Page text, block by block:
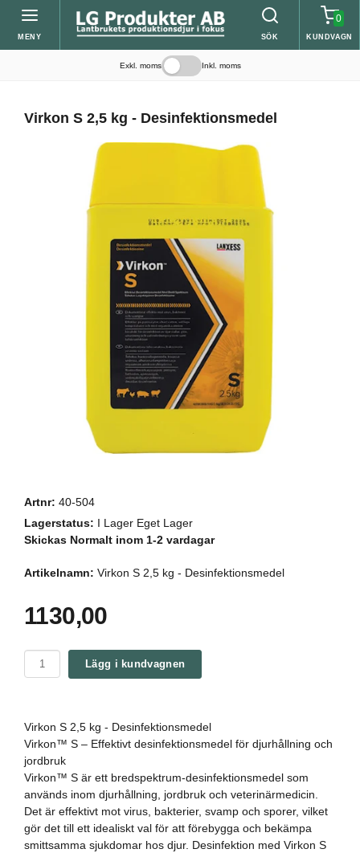
MENY SÖK
0
KUNDVAGN
Exkl. moms Inkl. moms
Virkon S 2,5 kg - Desinfektionsmedel
Artnr: 40-504
Lagerstatus: I Lager Eget Lager
Skickas Normalt inom 1-2 vardagar
Artikelnamn: Virkon S 2,5 kg - Desinfektionsmedel
1130,00
Lägg i kundvagnen
Virkon S 2,5 kg - Desinfektionsmedel
Virkon™ S – Effektivt desinfektionsmedel för djurhållning och
jordbruk
Virkon™ S är ett bredspektrum-desinfektionsmedel som
används inom djurhållning, jordbruk och veterinärmedicin.
Det är effektivt mot virus, bakterier, svamp och sporer, vilket
gör det till ett idealiskt val för att förebygga och bekämpa
smittsamma sjukdomar hos djur. Desinfektion med Virkon S